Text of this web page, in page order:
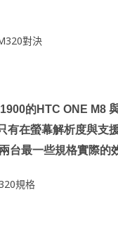
的HTC ONE M8
有在螢幕解析度與支
台最一些規格實際的